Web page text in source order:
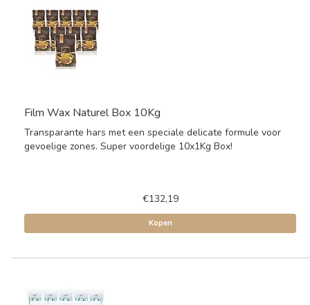
Film Wax Naturel Box 10Kg
Transparante hars met een speciale delicate formule voor
gevoelige zones. Super voordelige 10x1Kg Box!
€132,19
Kopen